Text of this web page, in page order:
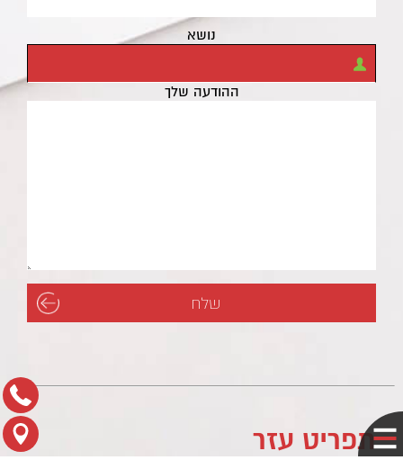
נושא
ההודעה שלך
תפריט עזר